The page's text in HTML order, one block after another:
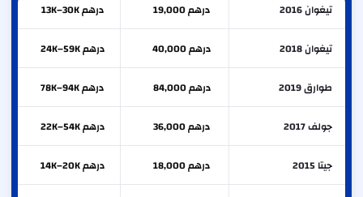
تيغوان 2016 درهم 19,000 درهم 13K–30K
تيغوان 2018 درهم 40,000 درهم 24K–59K
طوارق 2019 درهم 84,000 درهم 78K–94K
جولف 2017 درهم 36,000 درهم 22K–54K
جيتا 2015 درهم 18,000 درهم 14K–20K